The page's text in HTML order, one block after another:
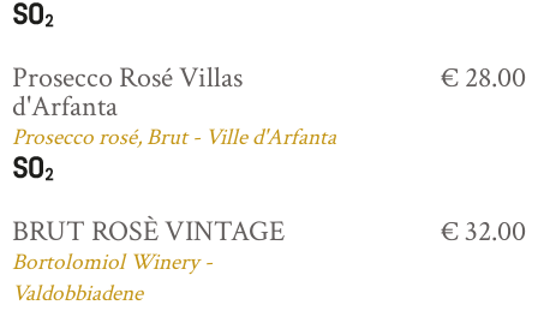
Prosecco Rosé Villas
d'Arfanta
Prosecco rosé, Brut - Ville d'Arfanta
€ 28.00
BRUT ROSÈ VINTAGE
Bortolomiol Winery -
Valdobbiadene
€ 32.00